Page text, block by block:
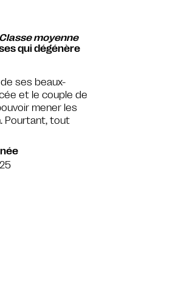
Classe moyenne
qui dégénère
ses beaux-
et le couple de
mener les
Pourtant, tout